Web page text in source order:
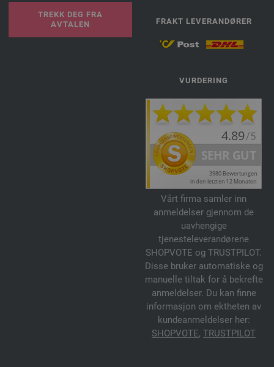
TREKK DEG FRA
AVTALEN
FRAKT LEVERANDØRER
VURDERING
Vårt firma samler inn
anmeldelser gjennom de
uavhengige
tjenesteleverandørene
SHOPVOTE og TRUSTPILOT.
Disse bruker automatiske og
manuelle tiltak for å bekrefte
anmeldelser. Du kan finne
informasjon om ektheten av
kundeanmeldelser her:
SHOPVOTE, TRUSTPILOT